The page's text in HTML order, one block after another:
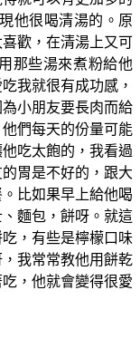
他很喝清湯的。原
歡，在清湯上又可
那些湯來煮粉給他
我就很有成功感，
小朋友要長肉而給
們每天的份量可能
吃太飽的，我看過
胃是不好的，跟大
比如果早上給他喝
麵包，餅呀。就這
，有些是檸檬口味
我常常教他用餅乾
，他就會變得很愛